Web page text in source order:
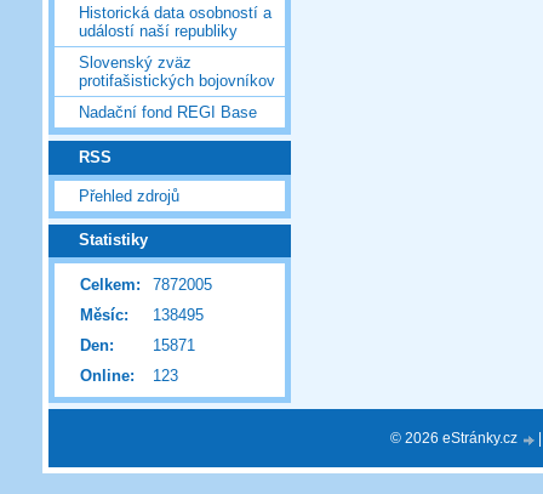
Historická data osobností a
událostí naší republiky
Slovenský zväz
protifašistických bojovníkov
Nadační fond REGI Base
RSS
Přehled zdrojů
Statistiky
Online: 123
Celkem:
7872005
Měsíc:
138495
Den:
15871
© 2026 eStránky.cz